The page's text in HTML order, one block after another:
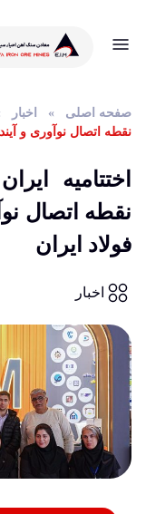
صفحه اصلی » اخبار
نقطه اتصال نوآوری و
نقطه اتصال
فولاد ایران
اخبار